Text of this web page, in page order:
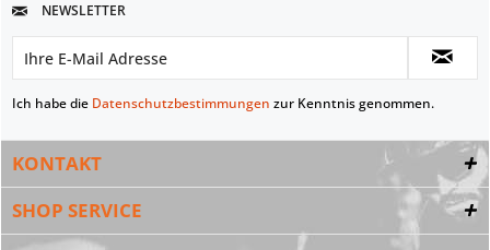
NEWSLETTER
Ich habe die Datenschutzbestimmungen zur Kenntnis genommen.
KONTAKT
SHOP SERVICE